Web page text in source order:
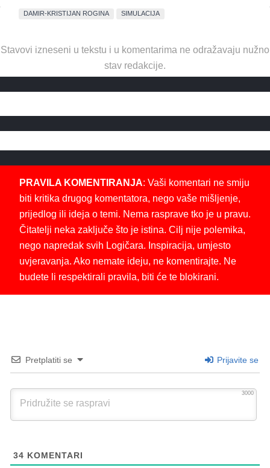
DAMIR-KRISTIJAN ROGINA SIMULACIJA
Stavovi izneseni u tekstu i u komentarima ne odražavaju nužno
stav redakcije.
PRAVILA KOMENTIRANJA: Vaši komentari ne smiju
biti kritika drugog komentatora, nego vaše mišljenje,
prijedlog ili ideja o temi. Nema rasprave tko je u pravu.
Čitatelji neka zaključe što je istina. Cilj nije polemika,
nego napredak svih Logičara. Inspiracija, umjesto
uvjeravanja. Ako nemate ideju, ne komentirajte. Ne
budete li respektirali pravila, biti će te blokirani.
Pretplatiti se Prijavite se
3000
34 KOMENTARI